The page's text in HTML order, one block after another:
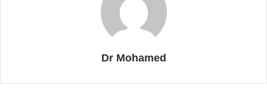
Dr Mohamed